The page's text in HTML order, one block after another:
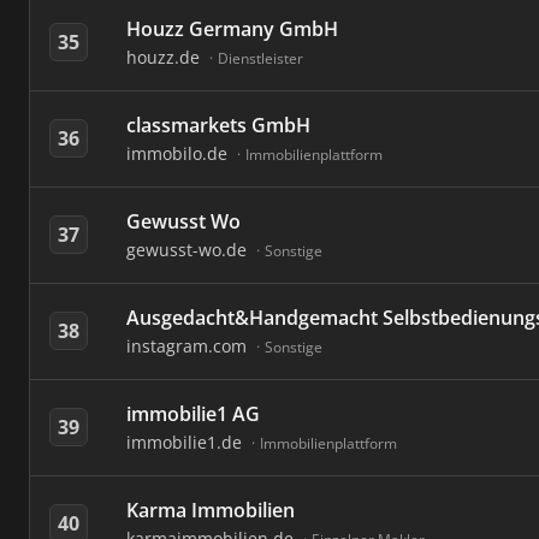
35 Houzz Germany GmbH
houzz.de Dienstleister
36 classmarkets GmbH
immobilo.de Immobilienplattform
37 Gewusst Wo
gewusst-wo.de Sonstige
38 Ausgedacht&Handgemacht
instagram.com Sonstige
39 immobilie1 AG
immobilie1.de Immobilienplattform
40 Karma Immobilien